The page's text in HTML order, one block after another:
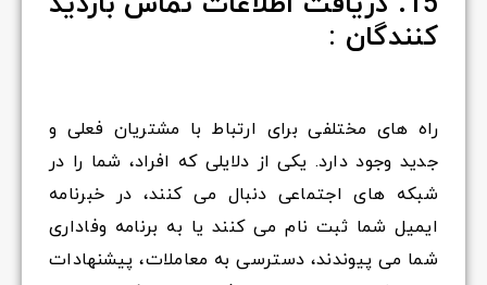
کنندگان :
راه های مختلفی برای ارتباط با مشتریان فعلی و
جدید وجود دارد. یکی از دلایلی که افراد، شما را در
شبکه های اجتماعی دنبال می کنند، در خبرنامه
ایمیل شما ثبت نام می کنند یا به برنامه وفاداری
شما می پیوندند، دسترسی به معاملات، پیشنهادات